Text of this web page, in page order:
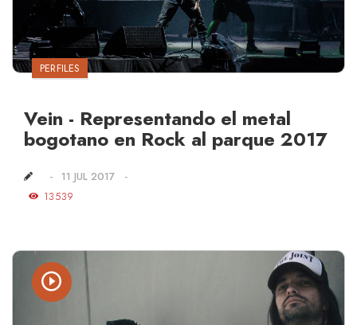
PERFILES
Vein - Representando el metal
bogotano en Rock al parque 2017
11 JUL 2017
13539